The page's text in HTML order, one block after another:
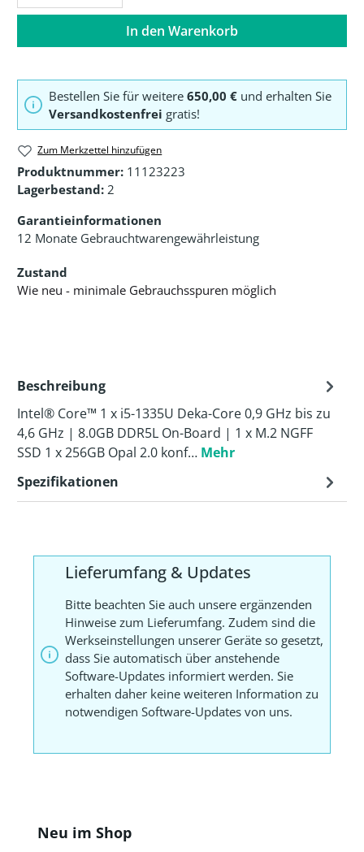
In den Warenkorb
Bestellen Sie für weitere 650,00 € und erhalten Sie
Versandkostenfrei gratis!
Zum Merkzettel hinzufügen
Produktnummer: 11123223
Lagerbestand: 2
Garantieinformationen
12 Monate Gebrauchtwarengewährleistung
Zustand
Wie neu - minimale Gebrauchsspuren möglich
Beschreibung
Intel® Core™ 1 x i5-1335U Deka-Core 0,9 GHz bis zu
4,6 GHz | 8.0GB DDR5L On-Board | 1 x M.2 NGFF
SSD 1 x 256GB Opal 2.0 konf… Mehr
Spezifikationen
Lieferumfang & Updates
Bitte beachten Sie auch unsere ergänzenden
Hinweise zum Lieferumfang. Zudem sind die
Werkseinstellungen unserer Geräte so gesetzt,
dass Sie automatisch über anstehende
Software-Updates informiert werden. Sie
erhalten daher keine weiteren Information zu
notwendigen Software-Updates von uns.
Produktgalerie überspringen
Neu im Shop